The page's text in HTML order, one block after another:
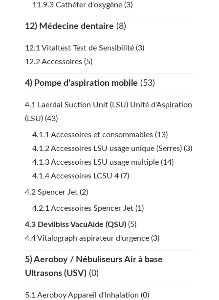
11.9.3 Cathéter d'oxygène (3)
12) Médecine dentaire (8)
12.1 Vitaltest Test de Sensibilité (3)
12.2 Accessoires (5)
4) Pompe d'aspiration mobile (53)
4.1 Laerdal Suction Unit (LSU) Unité d'Aspiration
(LSU) (43)
4.1.1 Accessoires et consommables (13)
4.1.2 Accessoires LSU usage unique (Serres) (3)
4.1.3 Accessoires LSU usage multiple (14)
4.1.4 Accessoires LCSU 4 (7)
4.2 Spencer Jet (2)
4.2.1 Accessoires Spencer Jet (1)
4.3 Devilbiss VacuAide (QSU) (5)
4.4 Vitalograph aspirateur d'urgence (3)
5) Aeroboy / Nébuliseurs Air à base
Ultrasons (USV) (0)
5.1 Aeroboy Appareil d'Inhalation (0)